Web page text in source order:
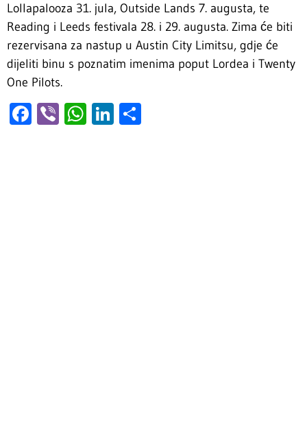
Lollapalooza 31. jula, Outside Lands 7. augusta, te
Reading i Leeds festivala 28. i 29. augusta. Zima će biti
rezervisana za nastup u Austin City Limitsu, gdje će
dijeliti binu s poznatim imenima poput Lordea i Twenty
One Pilots.
Facebook
ViberWhatsApp
LinkedIn